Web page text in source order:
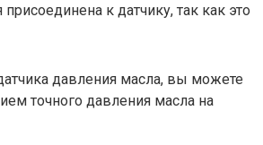
к датчику, так как это
давления масла, вы можете
точного давления масла на